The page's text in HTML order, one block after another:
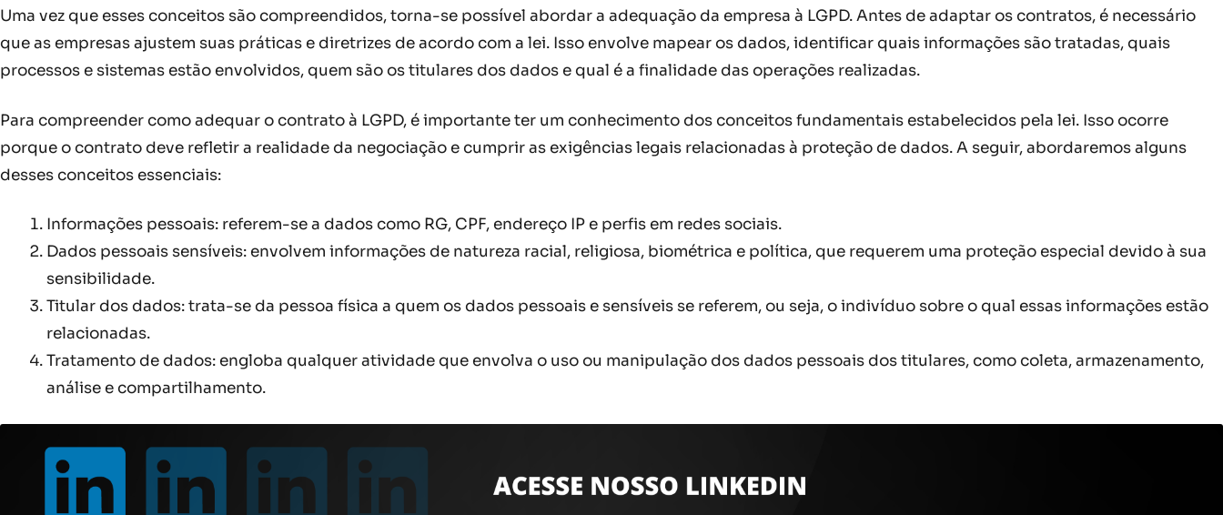
Uma vez que esses conceitos são compreendidos, torna-se possível abordar a adequação da empresa à LGPD. Antes de adaptar os contratos, é necessário
que as empresas ajustem suas práticas e diretrizes de acordo com a lei. Isso envolve mapear os dados, identificar quais informações são tratadas, quais
processos e sistemas estão envolvidos, quem são os titulares dos dados e qual é a finalidade das operações realizadas.
Para compreender como adequar o contrato à LGPD, é importante ter um conhecimento dos conceitos fundamentais estabelecidos pela lei. Isso ocorre
porque o contrato deve refletir a realidade da negociação e cumprir as exigências legais relacionadas à proteção de dados. A seguir, abordaremos alguns
desses conceitos essenciais:
Informações pessoais: referem-se a dados como RG, CPF, endereço IP e perfis em redes sociais.
Dados pessoais sensíveis: envolvem informações de natureza racial, religiosa, biométrica e política, que requerem uma proteção especial devido à sua
sensibilidade.
Titular dos dados: trata-se da pessoa física a quem os dados pessoais e sensíveis se referem, ou seja, o indivíduo sobre o qual essas informações estão
relacionadas.
Tratamento de dados: engloba qualquer atividade que envolva o uso ou manipulação dos dados pessoais dos titulares, como coleta, armazenamento,
análise e compartilhamento.